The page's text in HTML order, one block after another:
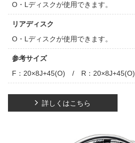
O・Lディスクが使用できます。
リアディスク
O・Lディスクが使用できます。
参考サイズ
F：20×8J+45(O) / R：20×8J+45(O)
詳しくはこちら